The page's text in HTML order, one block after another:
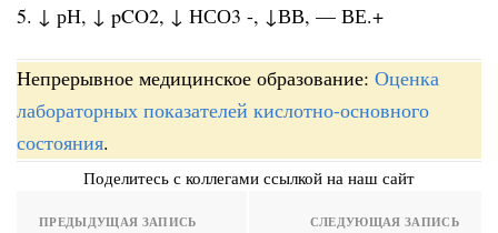
5. ↓ рН, ↓ pCO2, ↓ НСО3 -, ↓ВВ, — ВЕ.+
Непрерывное медицинское образование: Оценка
лабораторных показателей кислотно-основного
состояния.
Поделитесь с коллегами ссылкой на наш сайт
ПРЕДЫДУЩАЯ ЗАПИСЬ СЛЕДУЮЩАЯ ЗАПИСЬ